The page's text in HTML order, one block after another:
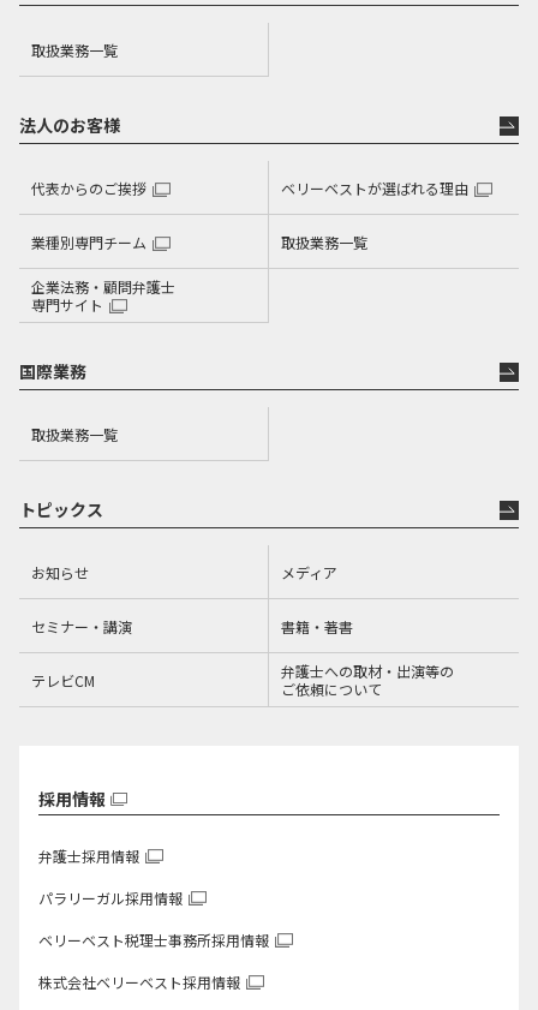
取扱業務一覧
法人のお客様
代表からのご挨拶 ベリーベストが選ばれる理由
業種別専門チーム 取扱業務一覧
企業法務・顧問弁護士
専門サイト
国際業務
取扱業務一覧
トピックス
お知らせ メディア
セミナー・講演 書籍・著書
テレビCM
弁護士への取材・出演等の
ご依頼について
採用情報
弁護士採用情報
パラリーガル採用情報
ベリーベスト税理士事務所採用情報
株式会社ベリーベスト採用情報